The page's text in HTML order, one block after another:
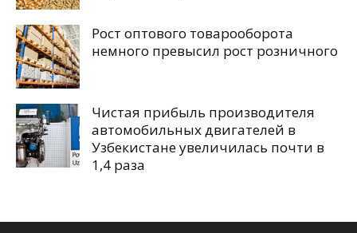
Рост оптового товарооборота
немного превысил рост розничного
Чистая прибыль производителя
автомобильных двигателей в
Узбекистане увеличилась почти в
1,4 раза